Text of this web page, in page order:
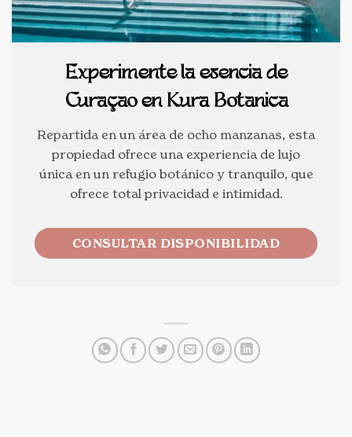
Experimente la esencia de
Curaçao en Kura Botanica
Repartida en un área de ocho manzanas, esta
propiedad ofrece una experiencia de lujo
única en un refugio botánico y tranquilo, que
ofrece total privacidad e intimidad.
CONSULTAR DISPONIBILIDAD